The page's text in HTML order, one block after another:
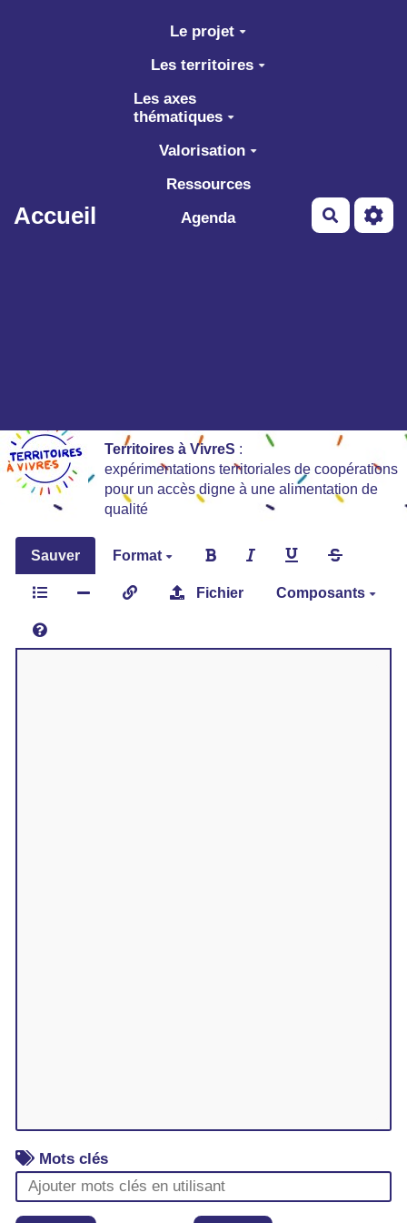
Aller au contenu principal
Accueil
Le projet
Les territoires
Les axes
thématiques
Valorisation
Ressources
Agenda
Territoires à VivreS :
expérimentations territoriales de coopérations
pour un accès digne à une alimentation de
qualité
Sauver Format
Fichier Composants
Mots clés